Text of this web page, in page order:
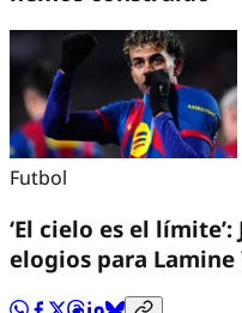
Futbol
‘El cielo es el
elogios para Lamine